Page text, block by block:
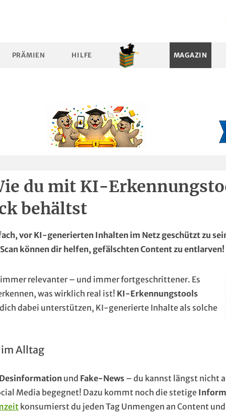
PRÄMIEN HILFE MAGAZIN
du mit KI-
behältst
vor KI-generierten Inhalten im Netz geschützt zu
können dir helfen, gefälschten Content zu entlarven!
relevanter – und immer fortgeschrittener. Es
was wirklich real ist! KI-Erkennungstools
dabei unterstützen, KI-generierte Inhalte als solche
Alltag
Desinformation und Fake-News – du kannst längst nicht
Media begegnet! Dazu kommt noch die stetige
konsumierst du jeden Tag Unmengen an Content und